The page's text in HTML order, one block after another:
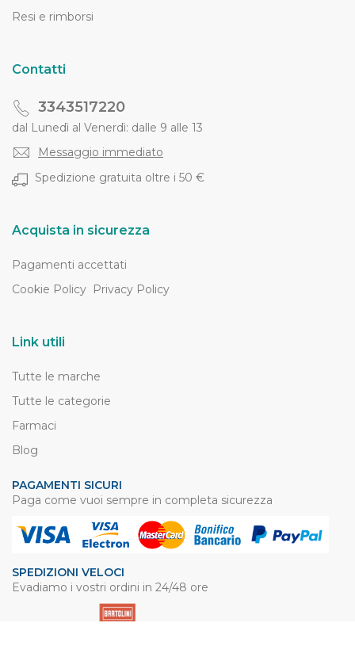
Resi e rimborsi
Contatti
3343517220
dal Lunedì al Venerdì: dalle 9 alle 13
Messaggio immediato
Spedizione gratuita oltre i 50 €
Acquista in sicurezza
Pagamenti accettati
Cookie Policy Privacy Policy
Link utili
Tutte le marche
Tutte le categorie
Farmaci
Blog
PAGAMENTI SICURI
Paga come vuoi sempre in completa sicurezza
SPEDIZIONI VELOCI
Evadiamo i vostri ordini in 24/48 ore